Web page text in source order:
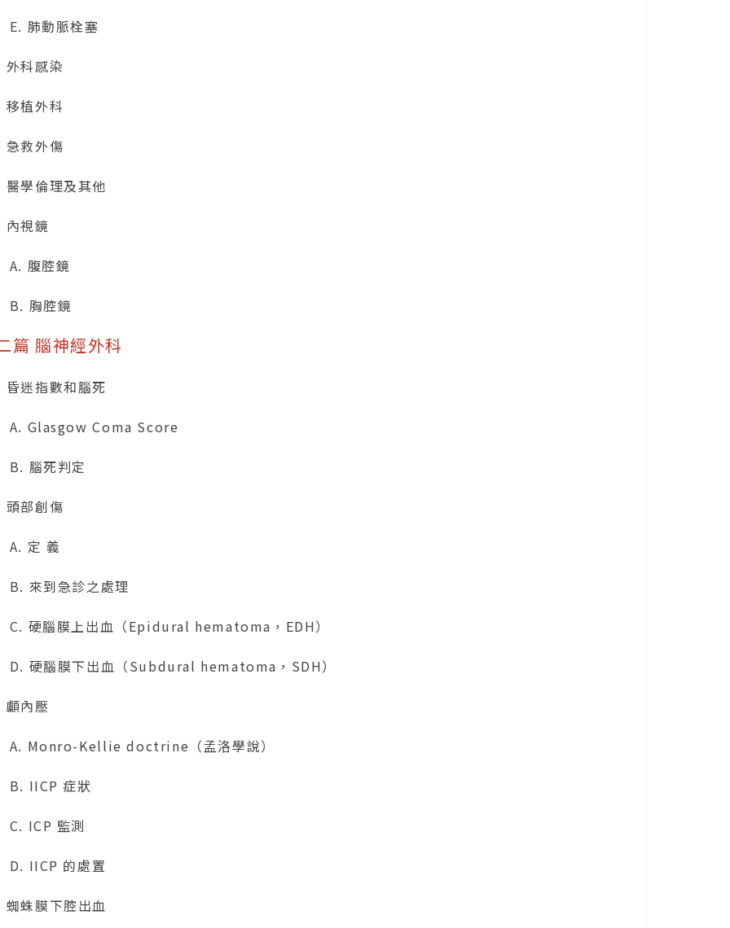
肺動脈栓塞
外科感染
移植外科
急救外傷
醫學倫理及其他
內視鏡
腹腔鏡
胸腔鏡
篇 腦神經外科
昏迷指數和腦死
Glasgow Coma Score
腦死判定
頭部創傷
定 義
來到急診之處理
硬腦膜上出血（Epidural hematoma，EDH）
硬腦膜下出血（Subdural hematoma，SDH）
顱內壓
Monro-Kellie doctrine（孟洛學說）
IICP 症狀
ICP 監測
IICP 的處置
蜘蛛膜下腔出血